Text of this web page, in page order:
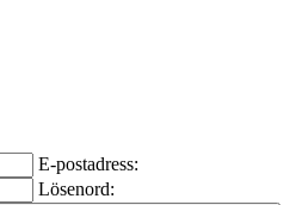
E-postadress:
Lösenord: